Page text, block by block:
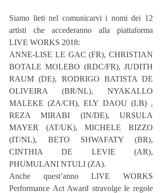
Siamo lieti nel comunicarvi i nomi dei 12
artisti che accederanno alla piattaforma
LIVE WORKS 2018:
ANNE-LISE LE GAC (FR), CHRISTIAN
BOTALE MOLEBO (RDC/FR), JUDITH
RAUM (DE), RODRIGO BATISTA DE
OLIVEIRA (BR/NL), NYAKALLO
MALEKE (ZA/CH), ELY DAOU (LB) ,
REZA MIRABI (IN/DE), URSULA
MAYER (AT/UK), MICHELE RIZZO
(IT/NL), BETO SHWAFATY (BR),
CINTHIA DE LEVIE (AR),
PHUMULANI NTULI (ZA).
Anche quest’anno LIVE WORKS
Performance Act Award stravolge le regole